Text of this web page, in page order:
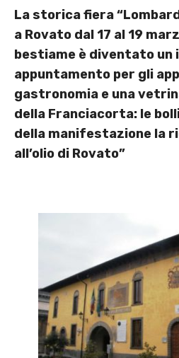
La storica fiera
a Rovato dal 17 al 19
bestiame è diventato
appuntamento per gli
gastronomia e una
della Franciacorta: le
della manifestazione la
all’olio di Rovato”